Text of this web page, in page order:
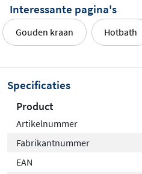
Interessante pagina's
Gouden kraan Hotbath
Specificaties
Product
Artikelnummer
Fabrikantnummer
EAN